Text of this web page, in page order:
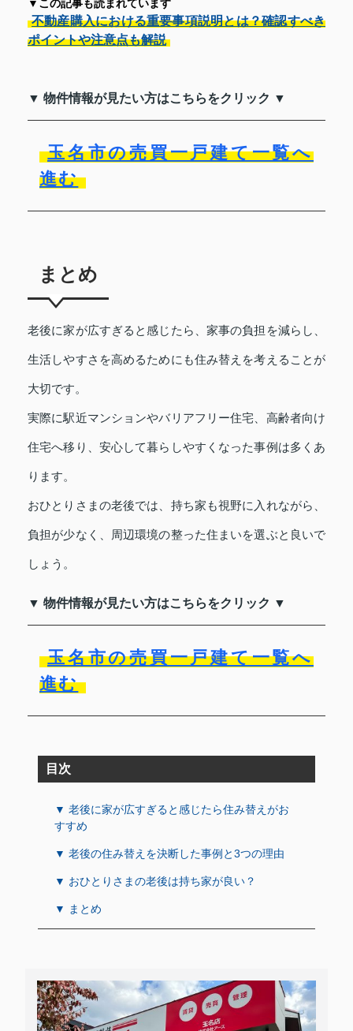
▼この記事も読まれています
不動産購入における重要事項説明とは？確認すべき
ポイントや注意点も解説
▼ 物件情報が見たい方はこちらをクリック ▼
玉名市の売買一戸建て一覧へ
進む
まとめ
老後に家が広すぎると感じたら、家事の負担を減らし、
生活しやすさを高めるためにも住み替えを考えることが
大切です。
実際に駅近マンションやバリアフリー住宅、高齢者向け
住宅へ移り、安心して暮らしやすくなった事例は多くあ
ります。
おひとりさまの老後では、持ち家も視野に入れながら、
負担が少なく、周辺環境の整った住まいを選ぶと良いで
しょう。
▼ 物件情報が見たい方はこちらをクリック ▼
玉名市の売買一戸建て一覧へ
進む
目次
▼ 老後に家が広すぎると感じたら住み替えがお
すすめ
▼ 老後の住み替えを決断した事例と3つの理由
▼ おひとりさまの老後は持ち家が良い？
▼ まとめ